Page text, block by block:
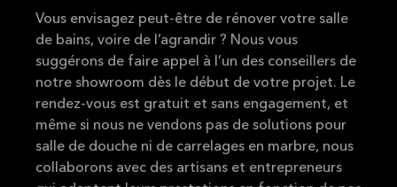
Vous envisagez peut-être de rénover votre salle
de bains, voire de l’agrandir ? Nous vous
suggérons de faire appel à l’un des conseillers de
notre showroom dès le début de votre projet. Le
rendez-vous est gratuit et sans engagement, et
même si nous ne vendons pas de solutions pour
salle de douche ni de carrelages en marbre, nous
collaborons avec des artisans et entrepreneurs